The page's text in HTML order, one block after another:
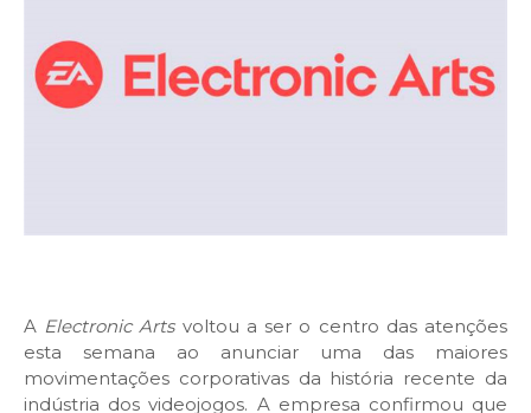
A Electronic Artsvoltou a ser o centro das atenções
esta semana ao anunciar uma das maiores
movimentações corporativas da história recente da
indústria dos videojogos. A empresa confirmou que